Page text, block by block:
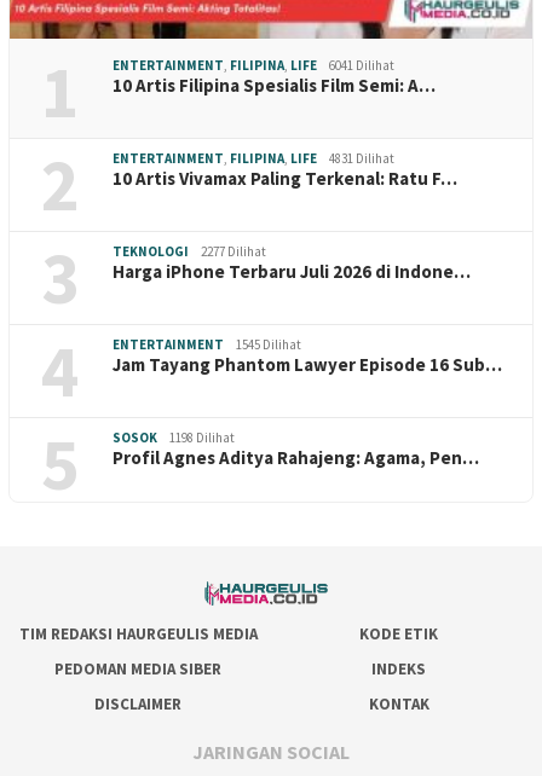
1 ENTERTAINMENT, FILIPINA, LIFE 6041 Dilihat
10 Artis Filipina Spesialis Film Semi: A…
2 ENTERTAINMENT, FILIPINA, LIFE 4831 Dilihat
10 Artis Vivamax Paling Terkenal: Ratu F…
3 TEKNOLOGI 2277 Dilihat
Harga iPhone Terbaru Juli 2026 di Indone…
4 ENTERTAINMENT 1545 Dilihat
Jam Tayang Phantom Lawyer Episode 16 Sub…
5 SOSOK 1198 Dilihat
Profil Agnes Aditya Rahajeng: Agama, Pen…
TIM REDAKSI HAURGEULIS MEDIA
KODE ETIK
PEDOMAN MEDIA SIBER
INDEKS
DISCLAIMER
KONTAK
JARINGAN SOCIAL